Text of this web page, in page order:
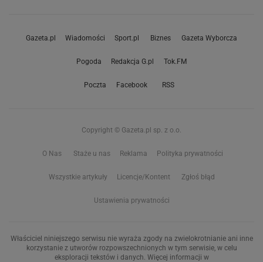
Gazeta.pl Wiadomości Sport.pl Biznes Gazeta Wyborcza
Pogoda Redakcja G.pl Tok.FM
Poczta Facebook RSS
Copyright © Gazeta.pl sp. z o.o.
O Nas Staże u nas Reklama Polityka prywatności
Wszystkie artykuły Licencje/Kontent Zgłoś błąd
Ustawienia prywatności
Właściciel niniejszego serwisu nie wyraża zgody na zwielokrotnianie ani inne
korzystanie z utworów rozpowszechnionych w tym serwisie, w celu
eksploracji tekstów i danych. Więcej informacji w